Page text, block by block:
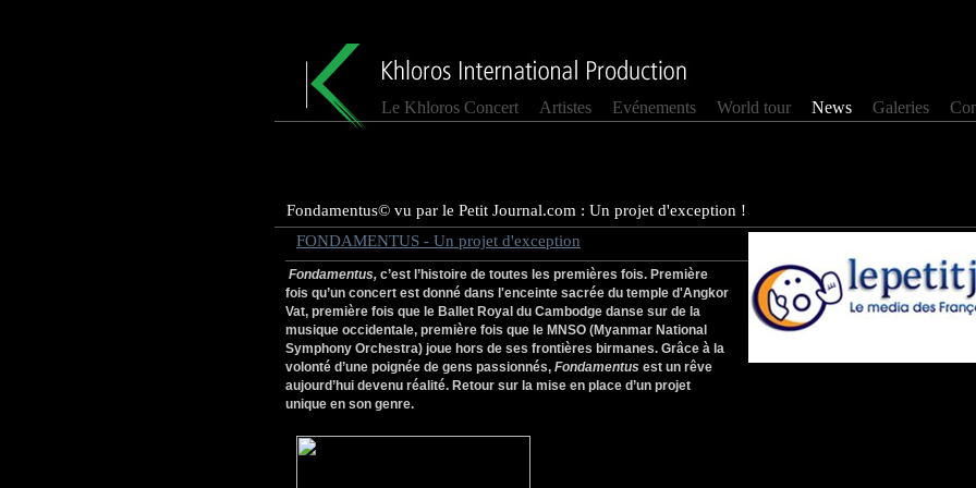
Fondamentus© vu par le Petit Journal.com : Un projet d'exception !
FONDAMENTUS - Un projet d'exception
Fondamentus, c’est l’histoire de toutes les premières fois. Première
fois qu’un concert est donné dans l'enceinte sacrée du temple d'Angkor
Vat, première fois que le Ballet Royal du Cambodge danse sur de la
musique occidentale, première fois que le MNSO (Myanmar National
Symphony Orchestra) joue hors de ses frontières birmanes. Grâce à la
volonté d’une poignée de gens passionnés, Fondamentus est un rêve
aujourd’hui devenu réalité. Retour sur la mise en place d’un projet
unique en son genre.
Le Khloros Concert Artistes Evénements World tour News Galeries